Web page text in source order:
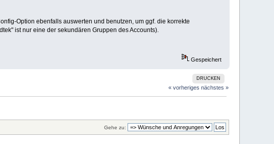
Option ebenfalls auswerten und benutzen, um ggf. die korrekte
ist nur eine der sekundären Gruppen des Accounts).
Gespeichert
DRUCKEN
« vorheriges nächstes »
Gehe zu: